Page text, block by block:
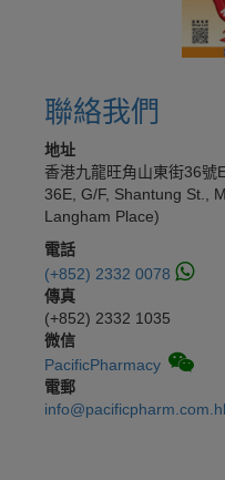
聯絡我們
地址
香港九龍旺角山東街36號
36E, G/F, Shantung St.,
Langham Place)
電話
(+852) 2332 0078
傳真
(+852) 2332 1035
微信
PacificPharmacy
電郵